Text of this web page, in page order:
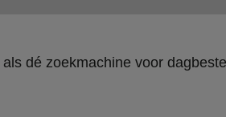
dé zoekmachine voor